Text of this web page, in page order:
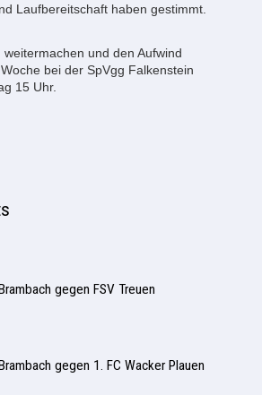
Laufbereitschaft haben gestimmt.
und den Aufwind
bei der SpVgg Falkenstein
15 Uhr.
gegen FSV Treuen
gegen 1. FC Wacker Plauen